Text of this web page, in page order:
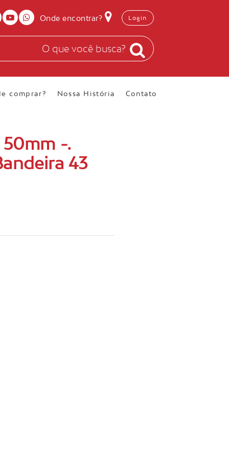
Onde encontrar? Login
comprar? Nossa História Contato
-.
43